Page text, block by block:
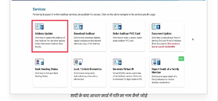
शादी के बाद आधार कार्ड में पति का नाम कैसे जोड़े